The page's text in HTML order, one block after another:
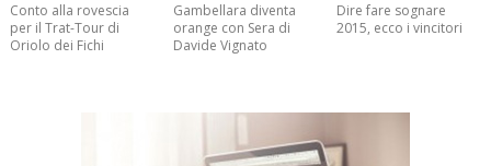
Conto alla rovescia
per il Trat-Tour di
Oriolo dei Fichi
Gambellara diventa
orange con Sera di
Davide Vignato
Dire fare sognare
2015, ecco i vincitori